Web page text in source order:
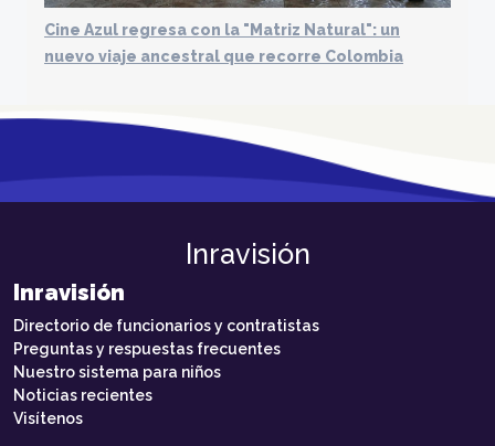
Cine Azul regresa con la "Matriz Natural": un
nuevo viaje ancestral que recorre Colombia
Inravisión
Inravisión
Directorio de funcionarios y contratistas
Preguntas y respuestas frecuentes
Nuestro sistema para niños
Noticias recientes
Visítenos